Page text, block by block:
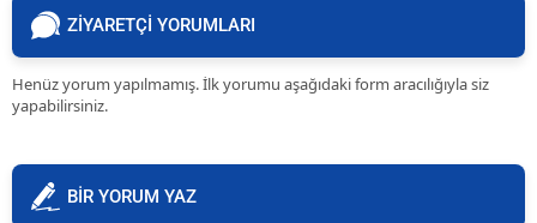
ZİYARETÇİ YORUMLARI
Henüz yorum yapılmamış. İlk yorumu aşağıdaki form aracılığıyla siz
yapabilirsiniz.
BİR YORUM YAZ